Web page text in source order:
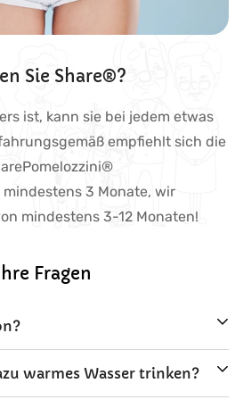
Sie Share®?
ist, kann sie bei jedem etwas
empfiehlt sich die
3 Monate, wir
mindestens 3-12 Monaten!
Fragen
warmes Wasser trinken?